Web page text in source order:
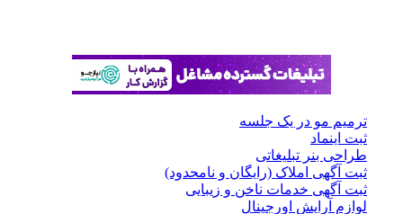
ترمیم مو در یک جلسه
ثبت اینماد
طراحی بنر تبلیغاتی
ثبت آگهی املاک (رایگان و نامحدود)
ثبت آگهی خدمات ناخن و زیبایی
لوازم آرایش اورجینال